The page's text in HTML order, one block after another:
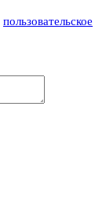
пользовательское